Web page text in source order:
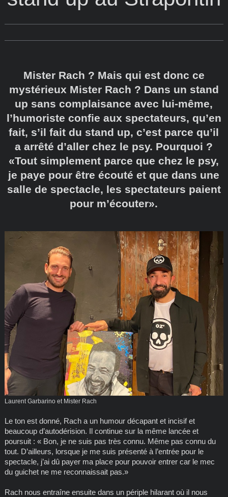
Mister Rach ? Mais qui est donc ce
mystérieux Mister Rach ? Dans un stand
up sans complaisance avec lui-même,
l’humoriste confie aux spectateurs, qu’en
fait, s’il fait du stand up, c’est parce qu’il
a arrêté d’aller chez le psy. Pourquoi ?
«Tout simplement parce que chez le psy,
je paye pour être écouté et que dans une
salle de spectacle, les spectateurs paient
pour m’écouter».
Laurent Garbarino et Mister Rach
Le ton est donné, Rach a un humour décapant et incisif et
beaucoup d’autodérision. Il continue sur la même lancée et
poursuit : « Bon, je ne suis pas très connu. Même pas connu du
tout. D’ailleurs, lorsque je me suis présenté à l’entrée pour le
spectacle, j’ai dû payer ma place pour pouvoir entrer car le mec
du guichet ne me reconnaissait pas.»
Rach nous entraîne ensuite dans un périple hilarant où il nous